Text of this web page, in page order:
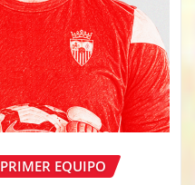
PRIMER EQUIPO